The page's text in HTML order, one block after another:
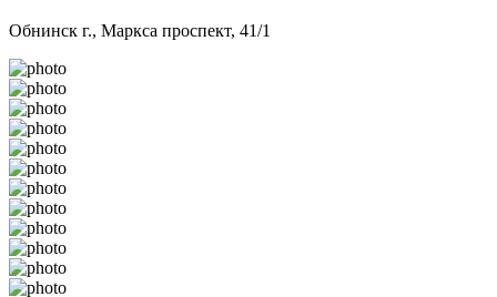
Обнинск г., Маркса проспект, 41/1